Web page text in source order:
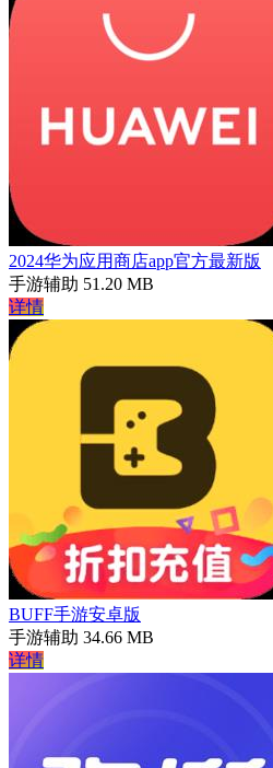
2024华为应用商店app官方最新版
手游辅助 51.20 MB
详情
BUFF手游安卓版
手游辅助 34.66 MB
详情